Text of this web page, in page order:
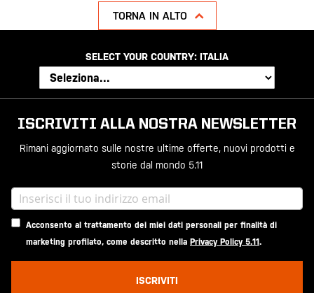
TORNA IN ALTO
SELECT YOUR COUNTRY: ITALIA
ISCRIVITI ALLA NOSTRA NEWSLETTER
Rimani aggiornato sulle nostre ultime offerte, nuovi prodotti e
storie dal mondo 5.11
Acconsento al trattamento dei miei dati personali per finalità di
marketing profilato, come descritto nella Privacy Policy 5.11.
ISCRIVITI